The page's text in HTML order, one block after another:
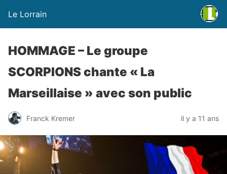
Le Lorrain
HOMMAGE – Le groupe
SCORPIONS chante « La
Marseillaise » avec son public
Franck Kremer il y a 11 ans